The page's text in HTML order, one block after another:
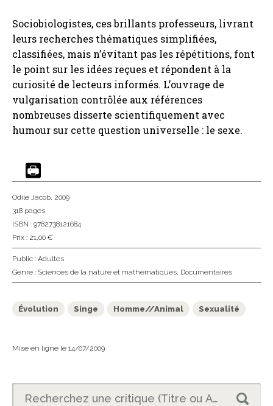
Sociobiologistes, ces brillants professeurs, livrant
leurs recherches thématiques simplifiées,
classifiées, mais n’évitant pas les répétitions, font
le point sur les idées reçues et répondent à la
curiosité de lecteurs informés. L’ouvrage de
vulgarisation contrôlée aux références
nombreuses disserte scientifiquement avec
humour sur cette question universelle : le sexe.
Odile Jacob, 2009
318 pages
ISBN : 9782738121684
Prix : 21,00 €
Public : Adultes
Genre : Sciences de la nature et mathématiques, Documentaires
Évolution Singe Homme//Animal Sexualité
Mise en ligne le 14/07/2009